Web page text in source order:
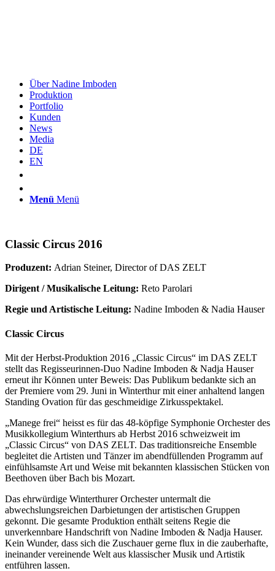
Über Nadine Imboden
Produktion
Portfolio
Kunden
News
Media
DE
EN
Menü Menü
Classic Circus 2016
Produzent: Adrian Steiner, Director of DAS ZELT
Dirigent / Musikalische Leitung: Reto Parolari
Regie und Artistische Leitung: Nadine Imboden & Nadia Hauser
Classic Circus
Mit der Herbst-Produktion 2016 „Classic Circus“ im DAS ZELT
stellt das Regisseurinnen-Duo Nadine Imboden & Nadja Hauser
erneut ihr Können unter Beweis: Das Publikum bedankte sich an
der Premiere vom 29. Juni in Winterthur mit einer anhaltend langen
Standing Ovation für das geschmeidige Zirkusspektakel.
„Manege frei“ heisst es für das 48-köpfige Symphonie Orchester des
Musikkollegium Winterthurs ab Herbst 2016 schweizweit im
„Classic Circus“ von DAS ZELT. Das traditionsreiche Ensemble
begleitet die Artisten und Tänzer im abendfüllenden Programm auf
einfühlsamste Art und Weise mit bekannten klassischen Stücken von
Beethoven über Bach bis Mozart.
Das ehrwürdige Winterthurer Orchester untermalt die
abwechslungsreichen Darbietungen der artistischen Gruppen
gekonnt. Die gesamte Produktion enthält seitens Regie die
unverkennbare Handschrift von Nadine Imboden & Nadja Hauser.
Kein Wunder, dass sich die Zuschauer gerne flux in die zauberhafte,
ineinander vereinende Welt aus klassischer Musik und Artistik
entführen lassen.